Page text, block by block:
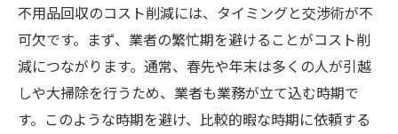
不用品回収のコスト削減には、タイミングと交渉術が不
可欠です。まず、業者の繁忙期を避けることがコスト削
減につながります。通常、春先や年末は多くの人が引越
しや大掃除を行うため、業者も業務が立て込む時期で
す。このような時期を避け、比較的暇な時期に依頼する